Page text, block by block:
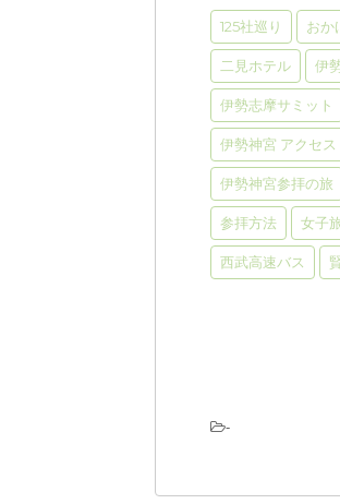
125社巡り おか
二見ホテル 伊
伊勢志摩サミット
伊勢神宮 アクセス
伊勢神宮参拝の旅
参拝方法 女子
西武高速バス
-